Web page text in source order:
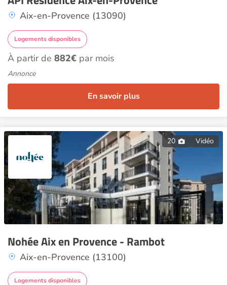
Aix-en-Provence (13090)
Logements disponibles
À partir de 882€ par mois
Annonce
En savoir plus
20 Vidéo
Nohée Aix en Provence - Rambot
Aix-en-Provence (13100)
Logements disponibles